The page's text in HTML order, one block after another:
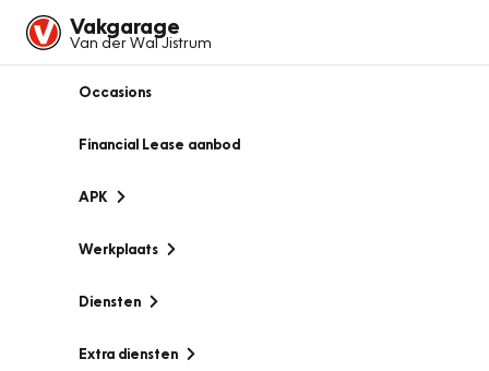
Vakgarage
Van der Wal Jistrum
Occasions
Financial Lease aanbod
APK
Werkplaats
Diensten
Extra diensten